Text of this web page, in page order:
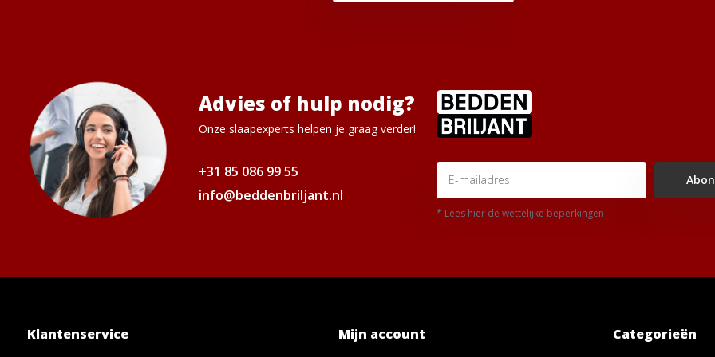
Advies of hulp nodig?
Onze slaapexperts helpen je graag verder!
+31 85 086 99 55
info@beddenbriljant.nl
* Lees hier de wettelijke beperkingen
Klantenservice Mijn account Categorieën